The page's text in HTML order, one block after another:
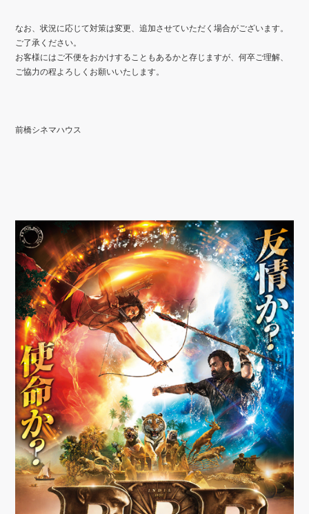
なお、状況に応じて対策は変更、追加させていただく場合がございます。
ご了承ください。
お客様にはご不便をおかけすることもあるかと存じますが、何卒ご理解、
ご協力の程よろしくお願いいたします。
前橋シネマハウス